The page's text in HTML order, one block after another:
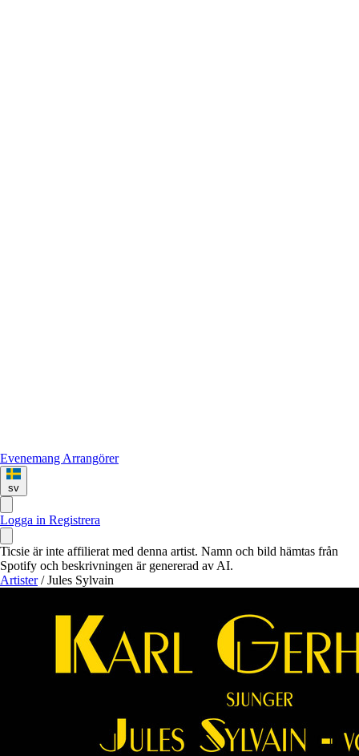
Evenemang Arrangörer
sv
Logga in Registrera
Ticsie är inte affilierat med denna artist. Namn och bild hämtas från
Spotify och beskrivningen är genererad av AI.
Artister / Jules Sylvain